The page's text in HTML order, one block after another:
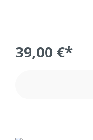
39,00 €*